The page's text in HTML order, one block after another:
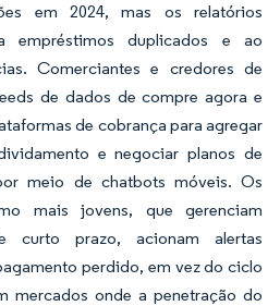
em 2024, mas os relatórios
empréstimos duplicados e ao
Comerciantes e credores de
de dados de compre agora e
de cobrança para agregar
e negociar planos de
meio de chatbots móveis. Os
mais jovens, que gerenciam
curto prazo, acionam alertas
perdido, em vez do ciclo
mercados onde a penetração do